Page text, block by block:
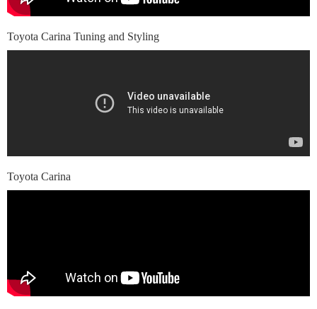
Toyota Carina Tuning and Styling
Toyota Carina